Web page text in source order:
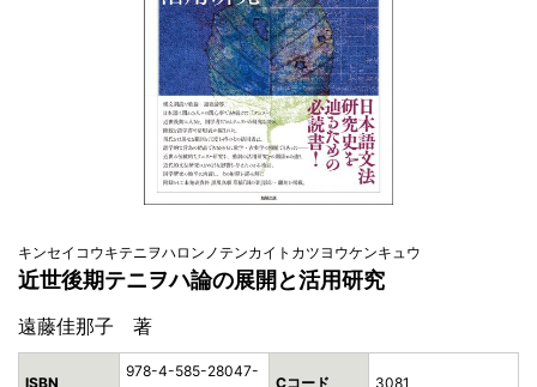
キンセイコウキテニヲハロンノテンカイトカツヨウケンキュウ
近世後期テニヲハ論の展開と活用研究
遠藤佳那子 著
ISBN
978-4-585-28047-
Cコード 3081